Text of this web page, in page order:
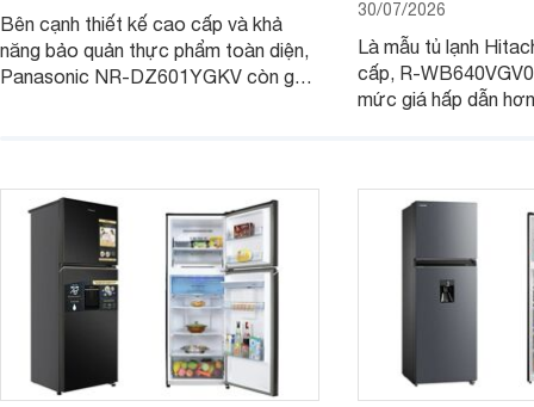
Bên cạnh thiết kế cao cấp và khả
năng bảo quản thực phẩm toàn diện,
Panasonic NR-DZ601YGKV còn gây
30/07/2026
Là mẫu tủ lạnh
cấp, R-
mức giá hấp dẫn
nhiều công nghệ.